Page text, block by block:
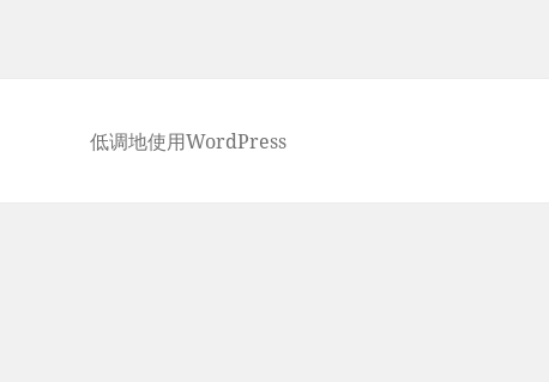
低调地使用WordPress